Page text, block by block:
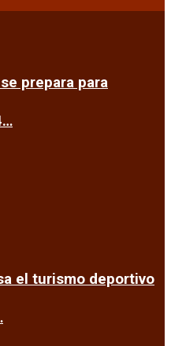
prepara para
el turismo deportivo